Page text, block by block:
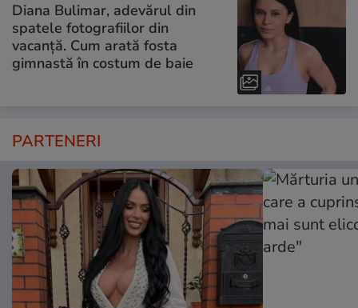
Diana Bulimar, adevărul din
spatele fotografiilor din
vacanță. Cum arată fosta
gimnastă în costum de baie
PARTENERI